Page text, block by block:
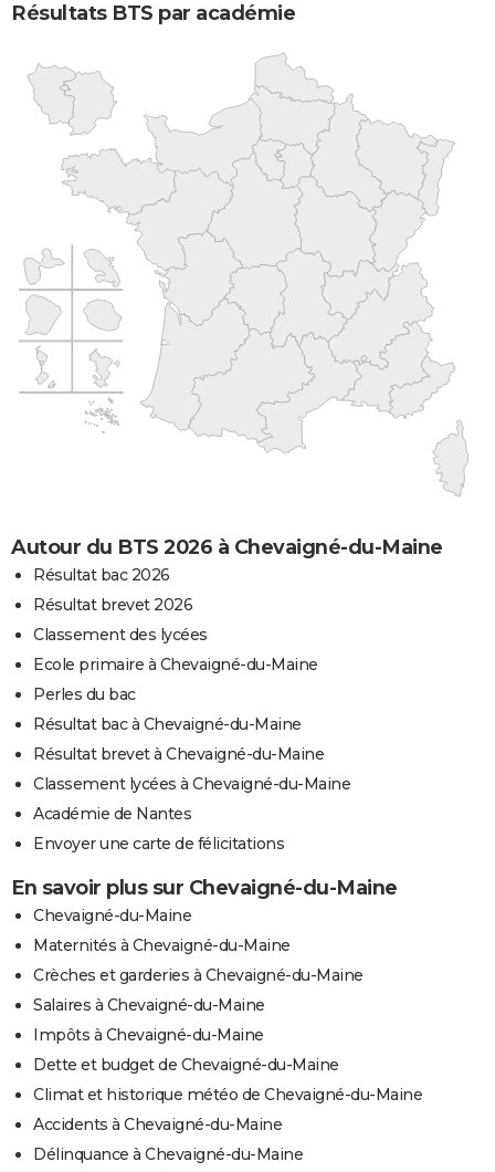
Résultats BTS par académie
Autour du BTS 2026 à Chevaigné-du-Maine
Résultat bac 2026
Résultat brevet 2026
Classement des lycées
Ecole primaire à Chevaigné-du-Maine
Perles du bac
Résultat bac à Chevaigné-du-Maine
Résultat brevet à Chevaigné-du-Maine
Classement lycées à Chevaigné-du-Maine
Académie de Nantes
Envoyer une carte de félicitations
En savoir plus sur Chevaigné-du-Maine
Chevaigné-du-Maine
Maternités à Chevaigné-du-Maine
Crèches et garderies à Chevaigné-du-Maine
Salaires à Chevaigné-du-Maine
Impôts à Chevaigné-du-Maine
Dette et budget de Chevaigné-du-Maine
Climat et historique météo de Chevaigné-du-Maine
Accidents à Chevaigné-du-Maine
Délinquance à Chevaigné-du-Maine